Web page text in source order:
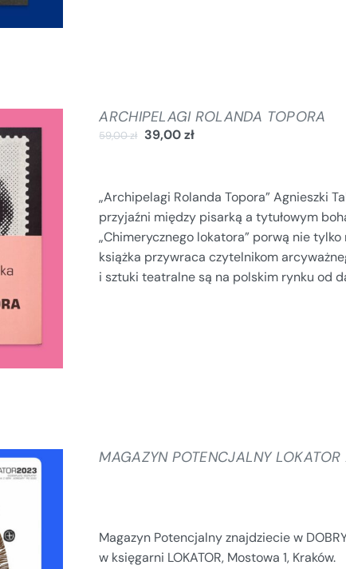
/
ARCHIPELAGI ROLANDA TOPORA
59,00zł 39,00zł
„Archipelagi Rolanda Topora” Agnieszki
przyjaźni między pisarką a tytułowym
„Chimerycznego lokatora” porwą nie
książka przywraca czytelnikom
i sztuki teatralne są na polskim rynku od
MAGAZYN POTENCJALNY
Magazyn Potencjalny znajdziecie w
w księgarni LOKATOR, Mostowa 1, Kraków.